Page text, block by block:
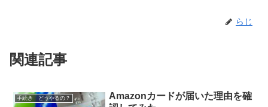
らじ
関連記事
手続き どうやるの？
Amazonカードが届いた理由を確